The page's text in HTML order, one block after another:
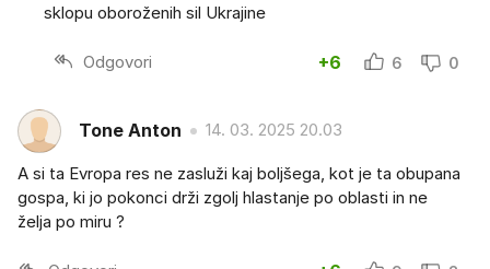
sklopu oboroženih sil Ukrajine
Odgovori +6 6 0
Tone Anton 14. 03. 2025 20.03
A si ta Evropa res ne zasluži kaj boljšega, kot je ta obupana
gospa, ki jo pokonci drži zgolj hlastanje po oblasti in ne
želja po miru ?